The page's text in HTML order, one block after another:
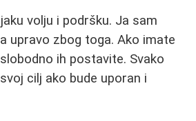
volju i podršku. Ja sam
upravo zbog toga. Ako imate
ih postavite. Svako
cilj ako bude uporan i